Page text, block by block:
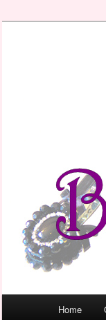
Spring
Spring
Home